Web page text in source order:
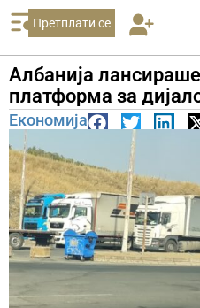
Претплати се
Албанија
платформа за
Економија